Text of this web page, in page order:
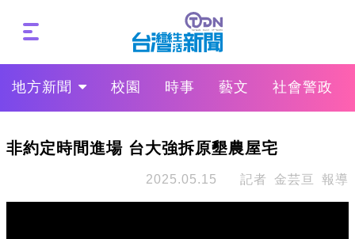
地方新聞 校園 時事 藝文 社會警政
非約定時間進場 台大強拆原墾農屋宅
2025.05.15 記者 金芸亘 報導